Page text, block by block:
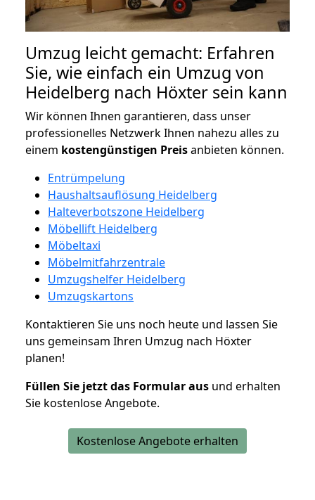
Umzug leicht gemacht: Erfahren
Sie, wie einfach ein Umzug von
Heidelberg nach Höxter sein kann
Wir können Ihnen garantieren, dass unser
professionelles Netzwerk Ihnen nahezu alles zu
einem kostengünstigen Preisanbieten können.
Entrümpelung
Haushaltsauflösung Heidelberg
Halteverbotszone Heidelberg
Möbellift Heidelberg
Möbeltaxi
Möbelmitfahrzentrale
Umzugshelfer Heidelberg
Umzugskartons
Kontaktieren Sie uns noch heute und lassen Sie
uns gemeinsam Ihren Umzug nach Höxter
planen!
Füllen Sie jetzt das Formular aus und erhalten
Sie kostenlose Angebote.
Kostenlose Angebote erhalten